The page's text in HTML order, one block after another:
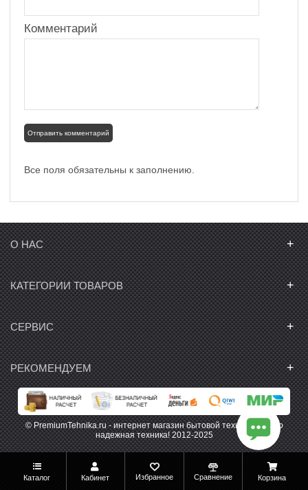
Комментарий
Все поля обязательны к заполнению.
Каталог Кабинет Избранное Сравнение Корзина
О НАС +
КАТЕГОРИИ ТОВАРОВ +
СЕРВИС +
РЕКОМЕНДУЕМ +
© PremiumTehnika.ru - интернет магазин бытовой техники. Только
надежная техника! 2012-2025